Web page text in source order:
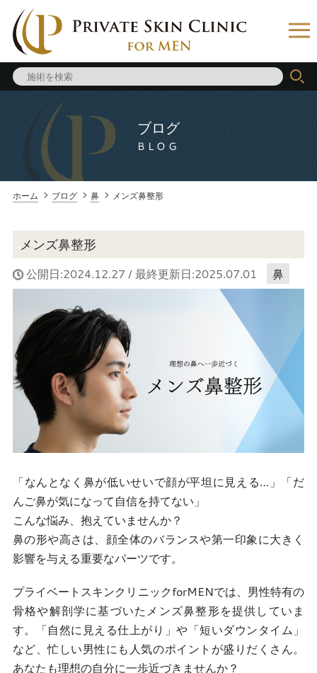
ブログ
BLOG
ホーム ブログ 鼻 メンズ鼻整形
メンズ鼻整形
公開日:2024.12.27 / 最終更新日:2025.07.01 鼻
「なんとなく鼻が低いせいで顔が平坦に見える…」「だ
んご鼻が気になって自信を持てない」
こんな悩み、抱えていませんか？
鼻の形や高さは、顔全体のバランスや第一印象に大きく
影響を与える重要なパーツです。
プライベートスキンクリニックforMENでは、男性特有の
骨格や解剖学に基づいたメンズ鼻整形を提供していま
す。「自然に見える仕上がり」や「短いダウンタイム」
など、忙しい男性にも人気のポイントが盛りだくさん。
あなたも理想の自分に一歩近づきませんか？